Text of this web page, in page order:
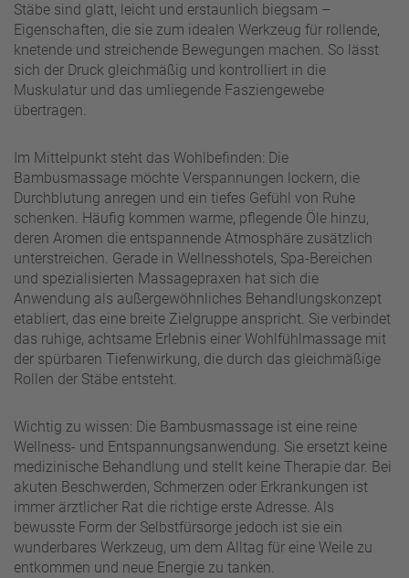
Stäbe sind glatt, leicht und erstaunlich biegsam –
Eigenschaften, die sie zum idealen Werkzeug für rollende,
knetende und streichende Bewegungen machen. So lässt
sich der Druck gleichmäßig und kontrolliert in die
Muskulatur und das umliegende Fasziengewebe
übertragen.
Im Mittelpunkt steht das Wohlbefinden: Die
Bambusmassage möchte Verspannungen lockern, die
Durchblutung anregen und ein tiefes Gefühl von Ruhe
schenken. Häufig kommen warme, pflegende Öle hinzu,
deren Aromen die entspannende Atmosphäre zusätzlich
unterstreichen. Gerade in Wellnesshotels, Spa-Bereichen
und spezialisierten Massagepraxen hat sich die
Anwendung als außergewöhnliches Behandlungskonzept
etabliert, das eine breite Zielgruppe anspricht. Sie verbindet
das ruhige, achtsame Erlebnis einer Wohlfühlmassage mit
der spürbaren Tiefenwirkung, die durch das gleichmäßige
Rollen der Stäbe entsteht.
Wichtig zu wissen: Die Bambusmassage ist eine reine
Wellness- und Entspannungsanwendung. Sie ersetzt keine
medizinische Behandlung und stellt keine Therapie dar. Bei
akuten Beschwerden, Schmerzen oder Erkrankungen ist
immer ärztlicher Rat die richtige erste Adresse. Als
bewusste Form der Selbstfürsorge jedoch ist sie ein
wunderbares Werkzeug, um dem Alltag für eine Weile zu
entkommen und neue Energie zu tanken.